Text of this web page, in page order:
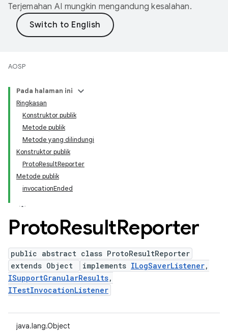
Terjemahan AI mungkin mengandung kesalahan.
AOSP
Pada halaman ini
Ringkasan
Konstruktor publik
Metode publik
Metode yang dilindungi
Konstruktor publik
ProtoResultReporter
Metode publik
invocationEnded
ProtoResultReporter
public abstract class ProtoResultReporter
extends Object
implements ILogSaverListener,
ISupportGranularResults,
ITestInvocationListener
java.lang.Object